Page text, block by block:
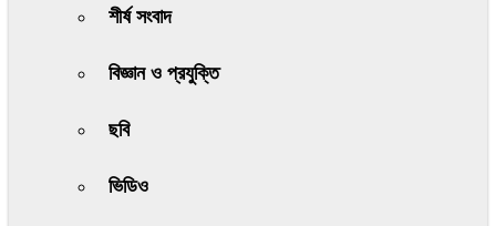
শীর্ষ সংবাদ
বিজ্ঞান ও প্রযুক্তি
ছবি
ভিডিও